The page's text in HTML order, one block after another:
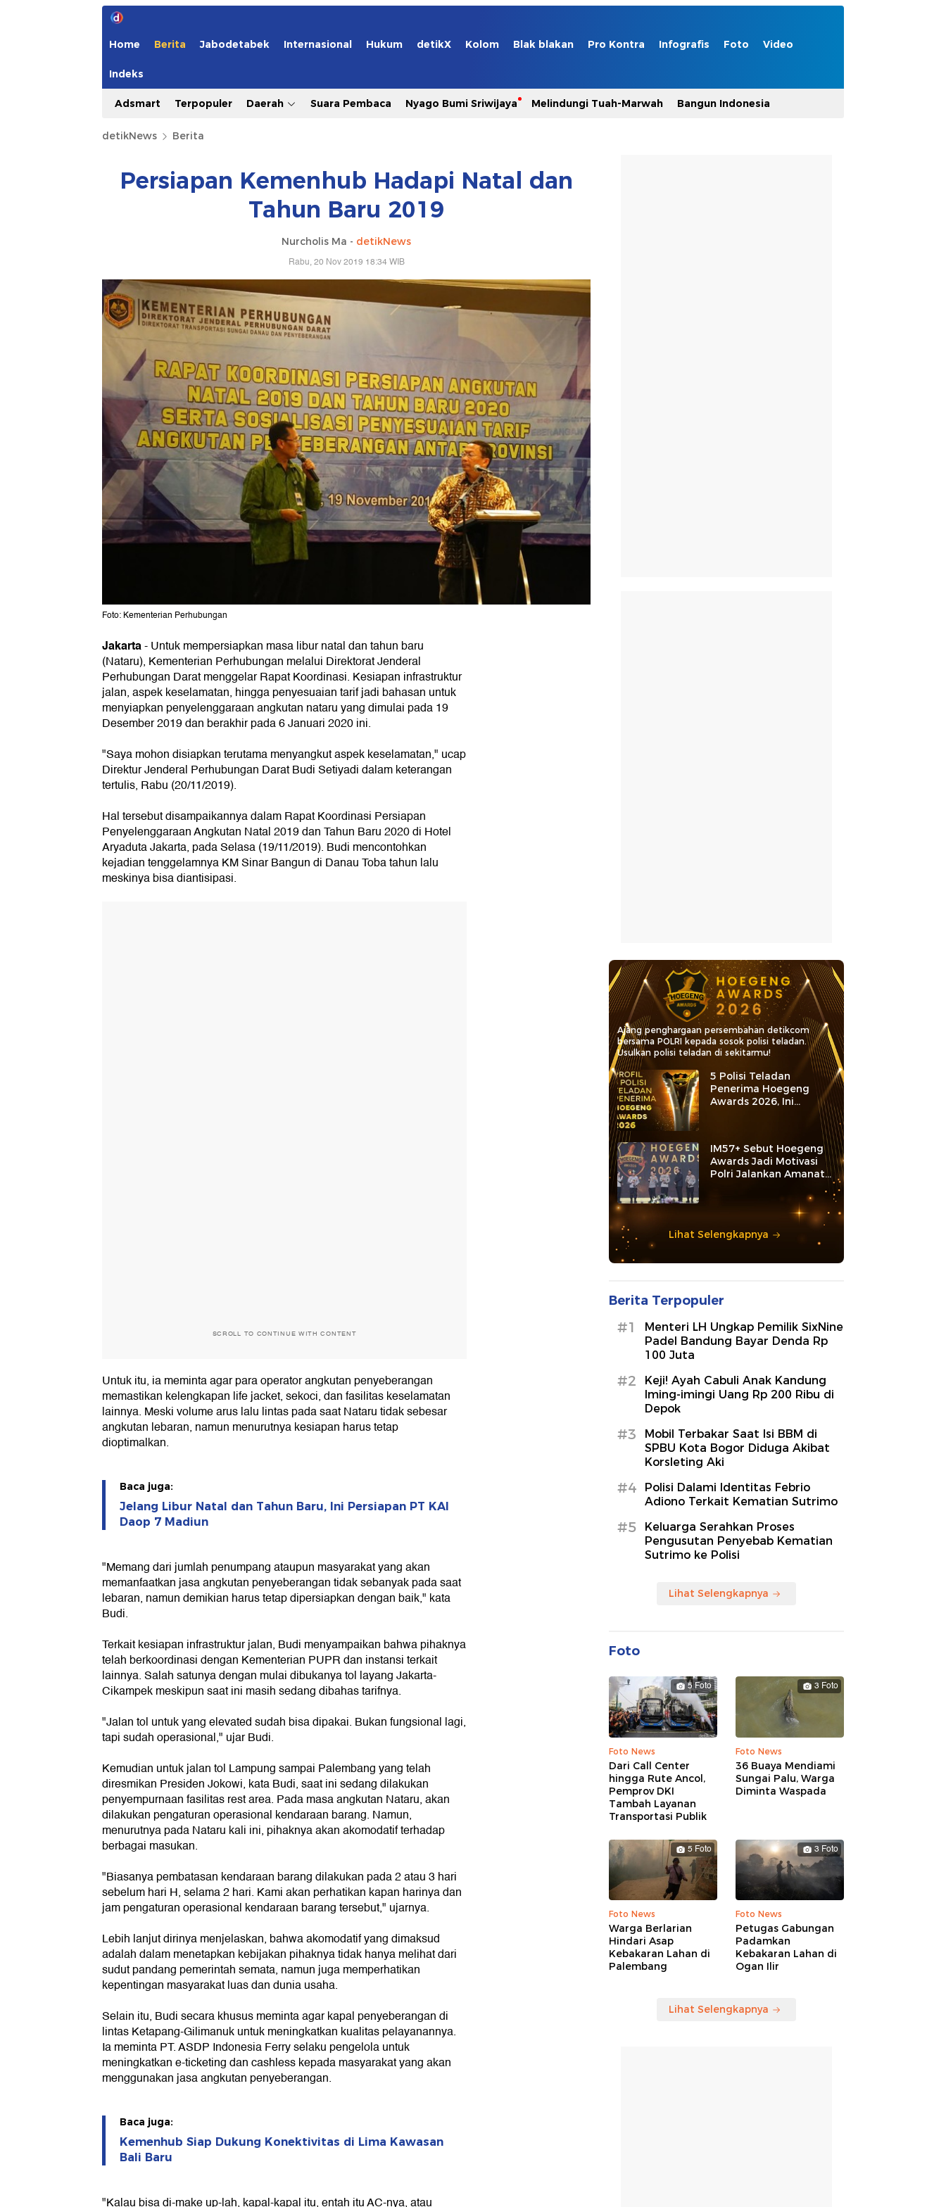
Home Berita Jabodetabek Internasional Hukum detikX Kolom Blak blakan Pro Kontra Infografis Foto Video
Indeks
Adsmart Terpopuler Daerah Suara Pembaca Nyago Bumi Sriwijaya Melindungi Tuah-Marwah Bangun Indonesia
detikNews Berita
Persiapan Kemenhub Hadapi Natal dan
Tahun Baru 2019
Nurcholis Ma - detikNews
Rabu, 20 Nov 2019 18:34 WIB
Foto: Kementerian Perhubungan
Jakarta-Untuk mempersiapkan masa libur natal dan tahun baru
(Nataru), Kementerian Perhubungan melalui Direktorat Jenderal
Perhubungan Darat menggelar Rapat Koordinasi. Kesiapan infrastruktur
jalan, aspek keselamatan, hingga penyesuaian tarif jadi bahasan untuk
menyiapkan penyelenggaraan angkutan nataru yang dimulai pada 19
Desember 2019 dan berakhir pada 6 Januari 2020 ini.
"Saya mohon disiapkan terutama menyangkut aspek keselamatan," ucap
Direktur Jenderal Perhubungan Darat Budi Setiyadi dalam keterangan
tertulis, Rabu (20/11/2019).
Hal tersebut disampaikannya dalam Rapat Koordinasi Persiapan
Penyelenggaraan Angkutan Natal 2019 dan Tahun Baru 2020 di Hotel
Aryaduta Jakarta, pada Selasa (19/11/2019). Budi mencontohkan
kejadian tenggelamnya KM Sinar Bangun di Danau Toba tahun lalu
meskinya bisa diantisipasi.
SCROLL TO CONTINUE WITH CONTENT
Untuk itu, ia meminta agar para operator angkutan penyeberangan
memastikan kelengkapan life jacket, sekoci, dan fasilitas keselamatan
lainnya. Meski volume arus lalu lintas pada saat Nataru tidak sebesar
angkutan lebaran, namun menurutnya kesiapan harus tetap
dioptimalkan.
Baca juga:
Jelang Libur Natal dan Tahun Baru, Ini Persiapan PT KAI
Daop 7 Madiun
"Memang dari jumlah penumpang ataupun masyarakat yang akan
memanfaatkan jasa angkutan penyeberangan tidak sebanyak pada saat
lebaran, namun demikian harus tetap dipersiapkan dengan baik," kata
Budi.
Terkait kesiapan infrastruktur jalan, Budi menyampaikan bahwa pihaknya
telah berkoordinasi dengan Kementerian PUPR dan instansi terkait
lainnya. Salah satunya dengan mulai dibukanya tol layang Jakarta-
Cikampek meskipun saat ini masih sedang dibahas tarifnya.
"Jalan tol untuk yang elevated sudah bisa dipakai. Bukan fungsional lagi,
tapi sudah operasional," ujar Budi.
Kemudian untuk jalan tol Lampung sampai Palembang yang telah
diresmikan Presiden Jokowi, kata Budi, saat ini sedang dilakukan
penyempurnaan fasilitas rest area. Pada masa angkutan Nataru, akan
dilakukan pengaturan operasional kendaraan barang. Namun,
menurutnya pada Nataru kali ini, pihaknya akan akomodatif terhadap
berbagai masukan.
"Biasanya pembatasan kendaraan barang dilakukan pada 2 atau 3 hari
sebelum hari H, selama 2 hari. Kami akan perhatikan kapan harinya dan
jam pengaturan operasional kendaraan barang tersebut," ujarnya.
Lebih lanjut dirinya menjelaskan, bahwa akomodatif yang dimaksud
adalah dalam menetapkan kebijakan pihaknya tidak hanya melihat dari
sudut pandang pemerintah semata, namun juga memperhatikan
kepentingan masyarakat luas dan dunia usaha.
Selain itu, Budi secara khusus meminta agar kapal penyeberangan di
lintas Ketapang-Gilimanuk untuk meningkatkan kualitas pelayanannya.
Ia meminta PT. ASDP Indonesia Ferry selaku pengelola untuk
meningkatkan e-ticketing dan cashless kepada masyarakat yang akan
menggunakan jasa angkutan penyeberangan.
Baca juga:
Kemenhub Siap Dukung Konektivitas di Lima Kawasan
Bali Baru
"Kalau bisa di-make up-lah, kapal-kapal itu, entah itu AC-nya, atau
Ajang penghargaan persembahan detikcom
bersama POLRI kepada sosok polisi teladan.
Usulkan polisi teladan di sekitarmu!
5 Polisi Teladan
Penerima Hoegeng
Awards 2026, Ini
Kategori dan Kiprahnya
IM57+ Sebut Hoegeng
Awards Jadi Motivasi
Polri Jalankan Amanat
Lihat Selengkapnya
Berita Terpopuler
#1
Menteri LH Ungkap Pemilik SixNine
Padel Bandung Bayar Denda Rp
100 Juta
#2
Keji! Ayah Cabuli Anak Kandung
Iming-imingi Uang Rp 200 Ribu di
Depok
#3
Mobil Terbakar Saat Isi BBM di
SPBU Kota Bogor Diduga Akibat
Korsleting Aki
#4
Polisi Dalami Identitas Febrio
Adiono Terkait Kematian Sutrimo
#5
Keluarga Serahkan Proses
Pengusutan Penyebab Kematian
Sutrimo ke Polisi
Lihat Selengkapnya
Foto
5 Foto
Foto News
Dari Call Center
hingga Rute Ancol,
Pemprov DKI
Tambah Layanan
Transportasi Publik
3 Foto
Foto News
36 Buaya Mendiami
Sungai Palu, Warga
Diminta Waspada
5 Foto
Foto News
Warga Berlarian
Hindari Asap
Kebakaran Lahan di
Palembang
3 Foto
Foto News
Petugas Gabungan
Padamkan
Kebakaran Lahan di
Ogan Ilir
Lihat Selengkapnya